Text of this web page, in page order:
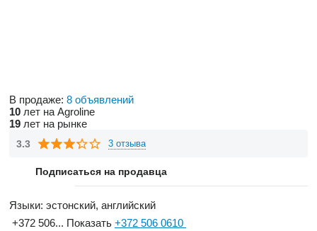
В продаже: 8 объявлений
10 лет на Agroline
19 лет на рынке
3.3 3 отзыва
Подписаться на продавца
Языки: эстонский, английский
+372 506... Показать +372 506 0610